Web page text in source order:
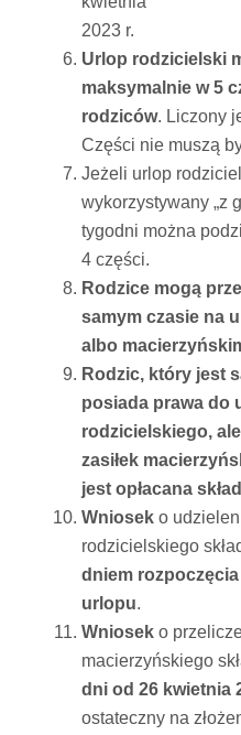
2023 r.
Urlop rodzicielski
maksymalnie w 5
rodziców. Liczony
Części nie muszą
Jeżeli urlop
wykorzystywany „z
tygodni można
4 części.
Rodzice mogą
samym czasie na
albo
Rodzic, który jest
posiada prawa do
rodzicielskiego, ale
zasiłek
jest opłacana
Wniosek o
rodzicielskiego
dniem
urlopu.
Wniosek o
macierzyńskiego
dni od 26 kwietnia
ostateczny na